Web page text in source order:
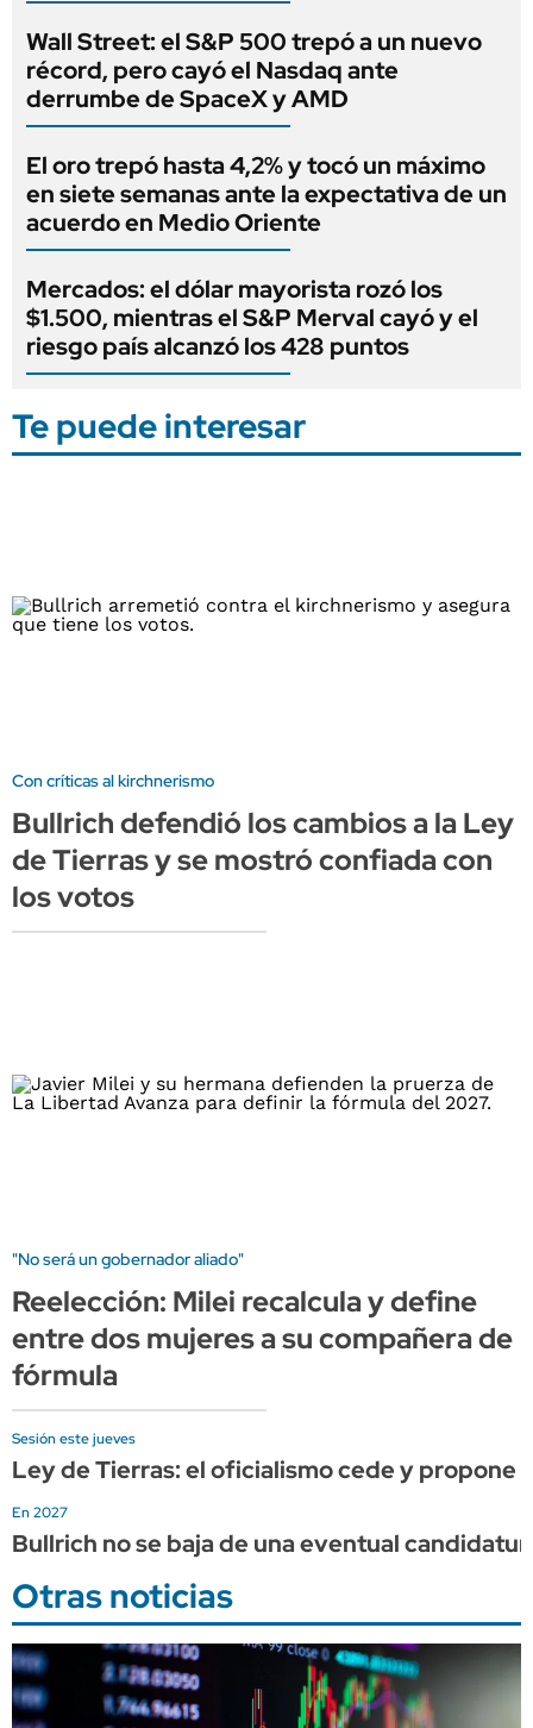
Wall Street: el S&P 500 trepó a un nuevo
récord, pero cayó el Nasdaq ante
derrumbe de SpaceX y AMD
El oro trepó hasta 4,2% y tocó un máximo
en siete semanas ante la expectativa de un
acuerdo en Medio Oriente
Mercados: el dólar mayorista rozó los
$1.500, mientras el S&P Merval cayó y el
riesgo país alcanzó los 428 puntos
Te puede interesar
Con críticas al kirchnerismo
Bullrich defendió los cambios a la Ley
de Tierras y se mostró confiada con
los votos
"No será un gobernador aliado"
Reelección: Milei recalcula y define
entre dos mujeres a su compañera de
fórmula
Sesión este jueves
Ley de Tierras: el oficialismo cede y propone
En 2027
Bullrich no se baja de una eventual
Otras noticias